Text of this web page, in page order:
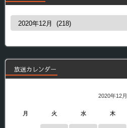
過
組
放送カレンダー
2020年12月
月 火 水 木